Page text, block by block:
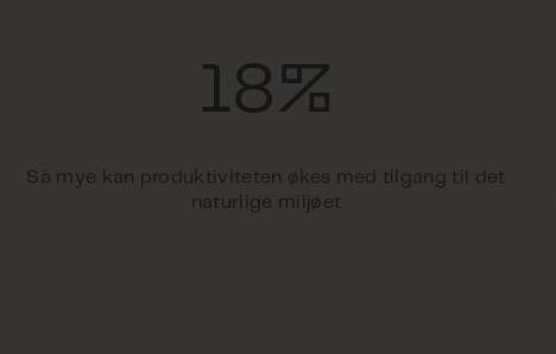
18%
Så mye kan produktiviteten økes med tilgang til det
naturlige miljøet